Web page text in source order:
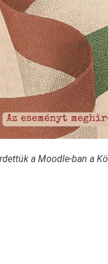
a Moodle-ban a